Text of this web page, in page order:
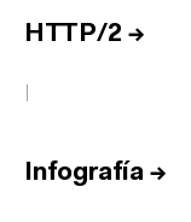
HTTP/2 →
I
Infografía →